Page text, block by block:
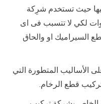
حيث تستخدم شرِكة
لكي لا تتسبب فى اى
او والحاق
الأساليب المتطورة التي
قطع الرخام.